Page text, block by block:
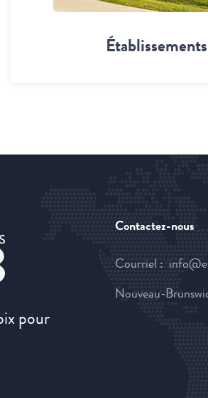
Établissements
pour
Contactez-nous
Courriel :
Nouveau-